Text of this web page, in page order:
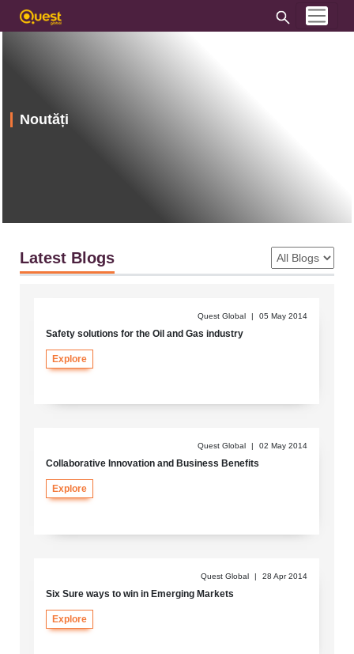
Noutăți
Latest Blogs
Quest Global | 05 May 2014
Safety solutions for the Oil and Gas industry
Explore
Quest Global | 02 May 2014
Collaborative Innovation and Business Benefits
Explore
Quest Global | 28 Apr 2014
Six Sure ways to win in Emerging Markets
Explore